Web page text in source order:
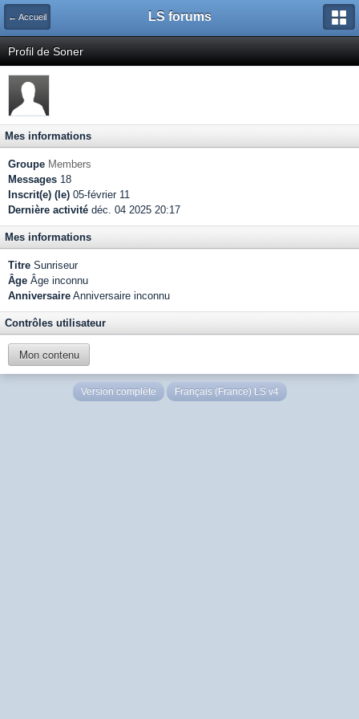
← Accueil LS forums
Profil de Soner
Mes informations
Groupe Members
Messages 18
Inscrit(e) (le) 05-février 11
Dernière activité déc. 04 2025 20:17
Mes informations
Titre Sunriseur
Âge Âge inconnu
Anniversaire Anniversaire inconnu
Contrôles utilisateur
Mon contenu
Version complète Français (France) LS v4